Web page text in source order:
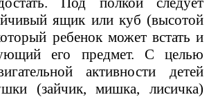
ящик или куб (высотой
ребенок может встать и
его предмет. С целью
активности детей
(зайчик, мишка, лисичка)